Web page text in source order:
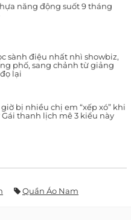
năng động suốt 9 tháng
sành điệu nhất nhì showbiz,
phố, sang chảnh từ giảng
lại
bị nhiều chị em “xếp xó” khi
thanh lịch mê 3 kiểu này
Quần Áo Nam